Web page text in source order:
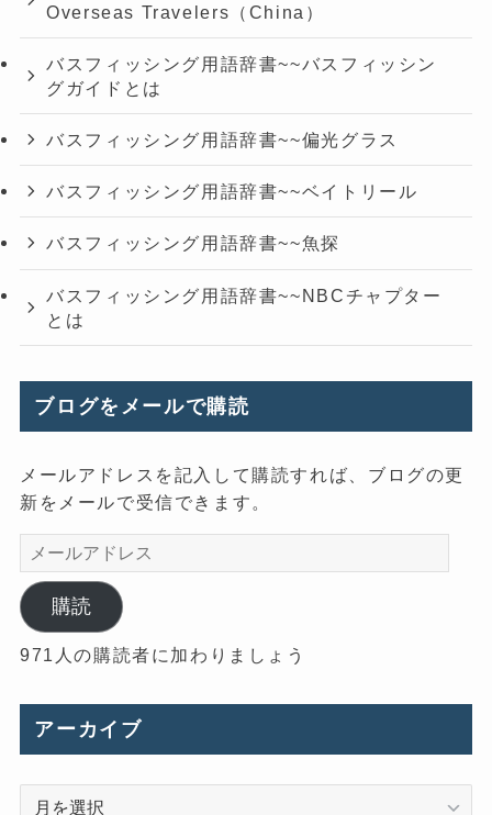
Overseas Travelers（China）
バスフィッシング用語辞書~~バスフィッシン
グガイドとは
バスフィッシング用語辞書~~偏光グラス
バスフィッシング用語辞書~~ベイトリール
バスフィッシング用語辞書~~魚探
バスフィッシング用語辞書~~NBCチャプター
とは
ブログをメールで購読
メールアドレスを記入して購読すれば、ブログの更
新をメールで受信できます。
メ
ー
ル
ア
ド
ス
購読
971人の購読者に加わりましょう
アーカイブ